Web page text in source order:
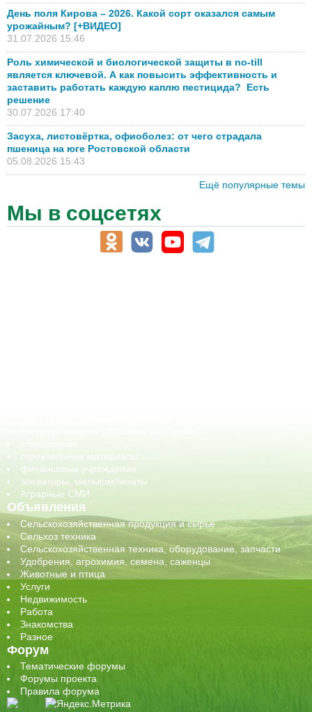
День поля Кирова – 2026. Какой сорт оказался самым
урожайным? [+ВИДЕО]
31.07.2026 15:46
Роль химической и биологической защиты в no-till
является ключевой. А как повысить эффективность и
заставить работать каждую каплю пестицида? Есть
решение
30.07.2026 17:40
Засуха, листовёртка, офиоболез: от чего страдала
пшеница на юге Ростовской области
05.08.2026 15:43
Ещё популярные темы
Мы в соцсетях
строительные материалы
финансовые учреждения
элеваторы, мелькомбинаты
Аграрные СМИ
Объявления
Сельскохозяйственная продукция и сырье
Сельхоз техника
Сельскохозяйственная техника, оборудование, запчасти
Удобрения, агрохимия, семена, саженцы
Животные и птица
Услуги
Недвижимость
Работа
Знакомства
Разное
Форум
Тематические форумы
Форумы проекта
Правила форума